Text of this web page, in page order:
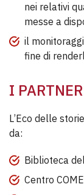
nei relativi
messe a
il
fine di
I PARTNER
L’Eco delle
da:
Biblioteca
Centro